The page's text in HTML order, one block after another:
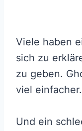
Viele haben
sich zu
zu geben.
viel einfacher.
Und ein